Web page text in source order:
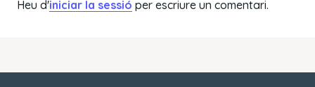
Heu d'iniciar la sessió per escriure un comentari.